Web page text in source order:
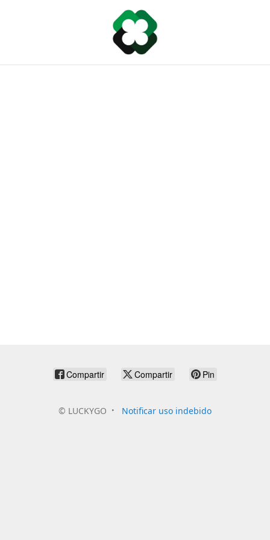
Compartir Compartir Pin
© LUCKYGO Notificar uso indebido